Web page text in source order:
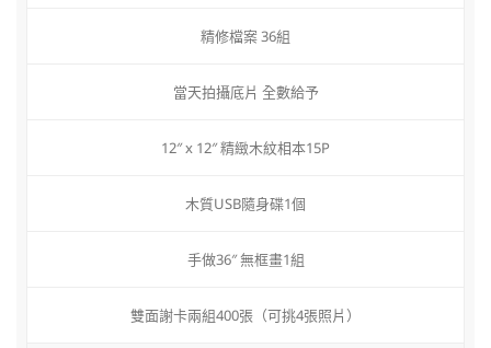
精修檔案 36組
當天拍攝底片 全數給予
12″ x 12″ 精緻木紋相本15P
木質USB隨身碟1個
手做36″ 無框畫1組
雙面謝卡兩組400張（可挑4張照片）